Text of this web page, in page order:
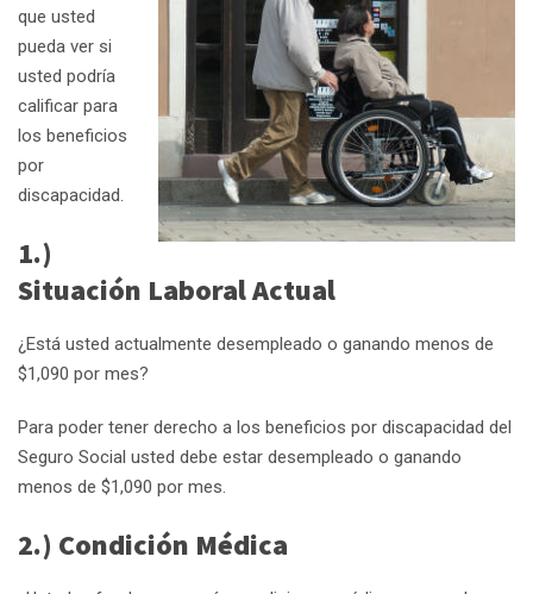
que usted
pueda ver si
usted podría
calificar para
los beneficios
por
discapacidad.
1.)
Situación Laboral Actual
¿Está usted actualmente desempleado o ganando menos de
$1,090 por mes?
Para poder tener derecho a los beneficios por discapacidad del
Seguro Social usted debe estar desempleado o ganando
menos de $1,090 por mes.
2.) Condición Médica